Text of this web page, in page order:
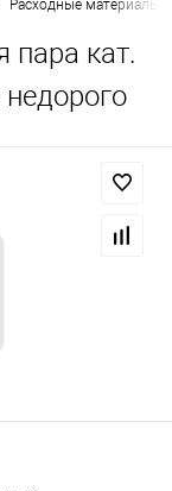
Расходные материалы
пара кат.